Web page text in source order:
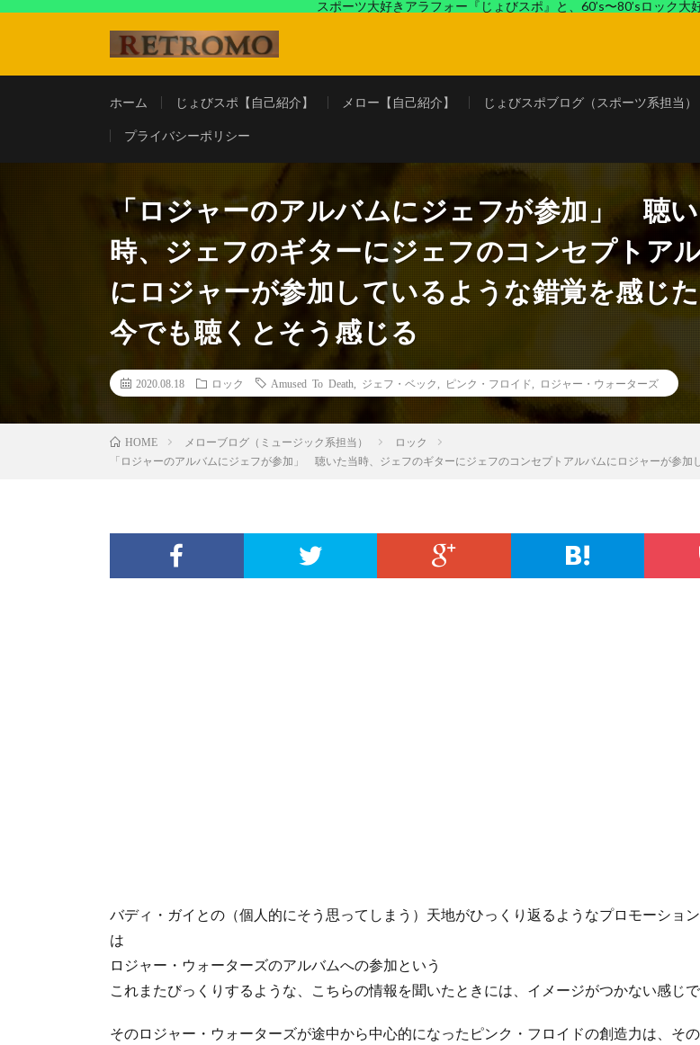
スポーツ大好きアラフォー『じょびスポ』と、60’s〜80’sロック
ホーム じょびスポ【自己紹介】 メロー【自己紹介】 じょびスポブログ（スポーツ系担当）
プライバシーポリシー
「ロジャーのアルバムにジェフが参加」 聴
時、ジェフのギターにジェフのコンセプトア
にロジャーが参加しているような錯覚を
今でも聴くとそう感じる
2020.08.18 ロック Amused To Death ジェフ・ベック ピンク・フロイド ロジャー・ウォーターズ
HOME メローブログ（ミュージック系担当）
ロック
「ロジャーのアルバムにジェフが参加」 聴いた当時、ジェフのギターにジェフのコンセプトアルバムにロジャーが
バディ・ガイとの（個人的にそう思ってしまう）天地がひっくり返るようなプロモーショ
は
ロジャー・ウォーターズのアルバムへの参加という
これまたびっくりするような、こちらの情報を聞いたときには、イメージがつかない感じ
そのロジャー・ウォーターズが途中から中心的になったピンク・フロイドの創造力は、そ